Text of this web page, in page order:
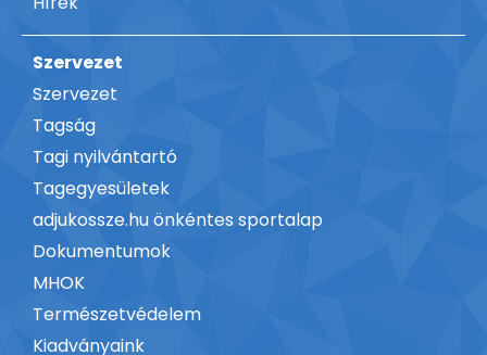
Szervezet
Szervezet
Tagság
Tagi nyilvántartó
Tagegyesületek
adjukossze.hu önkéntes sportalap
Dokumentumok
MHOK
Természetvédelem
Kiadványaink